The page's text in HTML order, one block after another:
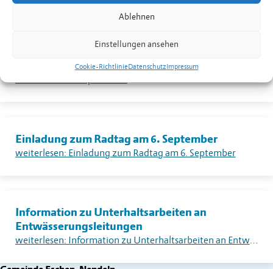
Ablehnen
Einstellungen ansehen
Cookie-RichtlinieDatenschutzImpressum
weiterlesen: Warnung vor sehr grosser Flur- und Waldbrandgefahr – Erlass eines absoluten Feuerverbotes im Freien in Liechtenstein
Dorfplatzkino
weiterlesen: Dorfplatzkino
Einladung zum Radtag am 6. September
weiterlesen: Einladung zum Radtag am 6. September
Information zu Unterhaltsarbeiten an
Entwässerungsleitungen
weiterlesen: Information zu Unterhaltsarbeiten an Entwässerungsleitungen